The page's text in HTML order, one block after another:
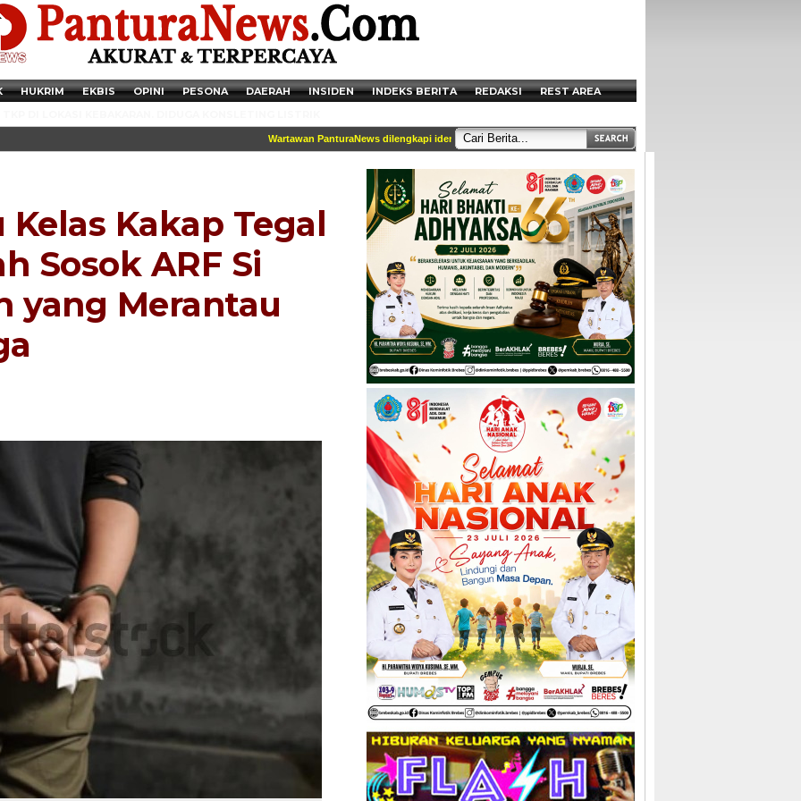
HUKRIM EKBIS OPINI PESONA DAERAH INSIDEN INDEKS BERITA REDAKSI
REST AREA
Wartawan PanturaNews dilengkapi identitas dan tercantum di box redaksi || Akses Kami di Handphone anda
Newsticker - 14:41:41 Miris, Puluhan Remaja hingga Anak SD Terjaring
Kakap Tegal
Sosok ARF Si
yang Merantau